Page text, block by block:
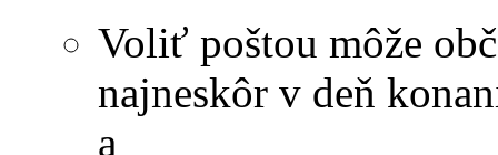
Voliť poštou môže
najneskôr v deň
a